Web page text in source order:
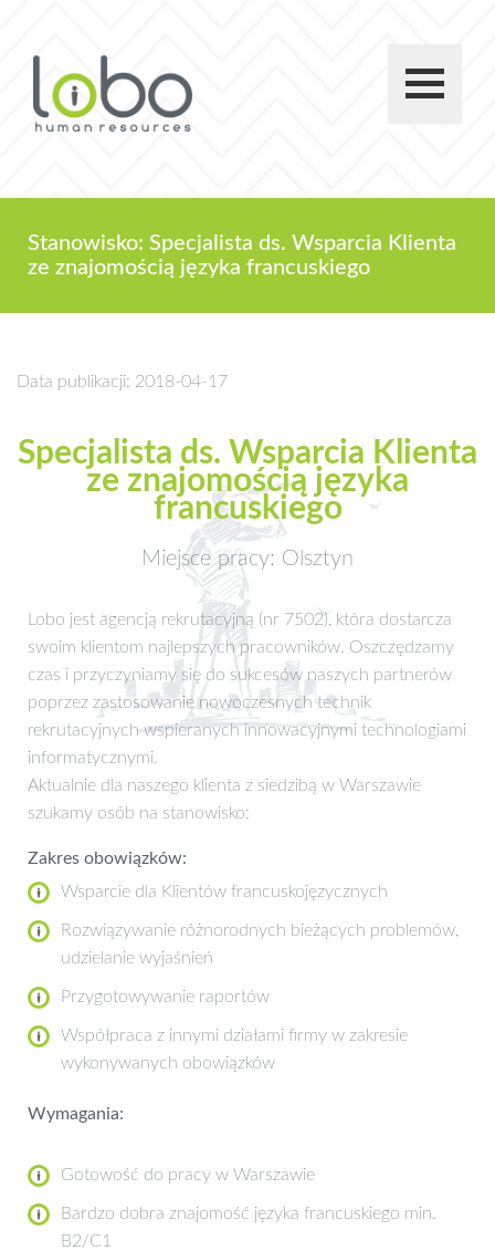
Stanowisko: Specjalista ds. Wsparcia Klienta
ze znajomością języka francuskiego
Data publikacji: 2018-04-17
Specjalista ds. Wsparcia Klienta
ze znajomością języka
francuskiego
Miejsce pracy: Olsztyn
Lobo jest agencją rekrutacyjną (nr 7502), która dostarcza
swoim klientom najlepszych pracowników. Oszczędzamy
czas i przyczyniamy się do sukcesów naszych partnerów
poprzez zastosowanie nowoczesnych technik
rekrutacyjnych wspieranych innowacyjnymi technologiami
informatycznymi.
Aktualnie dla naszego klienta z siedzibą w Warszawie
szukamy osób na stanowisko:
Zakres obowiązków:
Wsparcie dla Klientów francuskojęzycznych
Rozwiązywanie różnorodnych bieżących problemów,
udzielanie wyjaśnień
Przygotowywanie raportów
Współpraca z innymi działami firmy w zakresie
wykonywanych obowiązków
Wymagania:
Gotowość do pracy w Warszawie
Bardzo dobra znajomość języka francuskiego min.
B2/C1